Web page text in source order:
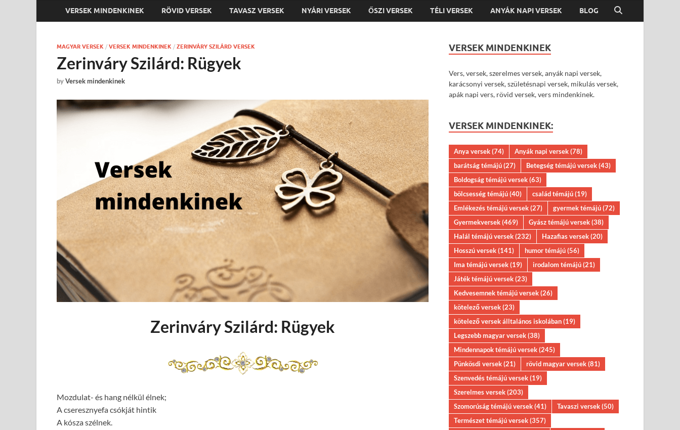
VERSEK MINDENKINEK RÖVID VERSEK TAVASZ VERSEK NYÁRI VERSEK ŐSZI VERSEK TÉLI VERSEK ANYÁK NAPI VERSEK BLOG
MAGYAR VERSEK / VERSEK MINDENKINEK / ZERINVÁRY SZILÁRD VERSEK
Zerinváry Szilárd: Rügyek
byVersek mindenkinek
Zerinváry Szilárd: Rügyek
Mozdulat- és hang nélkül élnek;
A cseresznyefa csókját hintik
A kósza szélnek.
VERSEK MINDENKINEK
Vers, versek, szerelmes versek, anyák napi versek,
karácsonyi versek, születésnapi versek, mikulás versek,
apák napi vers, rövid versek, vers mindenkinek.
VERSEK MINDENKINEK:
Anya versek(74) Anyák napi versek(78)
barátság témájú(27) Betegség témájú versek(43)
Boldogság témájú versek(63)
bölcsesség témájú(40) család témájú(19)
Emlékezés témájú versek(27) gyermek témájú(72)
Gyermekversek(469) Gyász témájú versek(38)
Halál témájú versek(232) Hazafias versek(20)
Hosszú versek(141) humor témájú(56)
Ima témájú versek(19) irodalom témájú(21)
Játék témájú versek(23)
Kedvesemnek témájú versek(26)
kötelező versek(23)
kötelező versek álltalános iskolában(19)
Legszebb magyar versek(38)
Mindennapok témájú versek(245)
Pünkösdi versek(21) rövid magyar versek(81)
Szenvedés témájú versek(19)
Szerelmes versek(203)
Szomorúság témájú versek(41) Tavaszi versek(50)
Természet témájú versek(357)